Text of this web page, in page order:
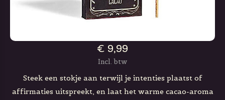
€ 9,99
Incl. btw
Steek een stokje aan terwijl je intenties plaatst of
affirmaties uitspreekt, en laat het warme cacao-aroma